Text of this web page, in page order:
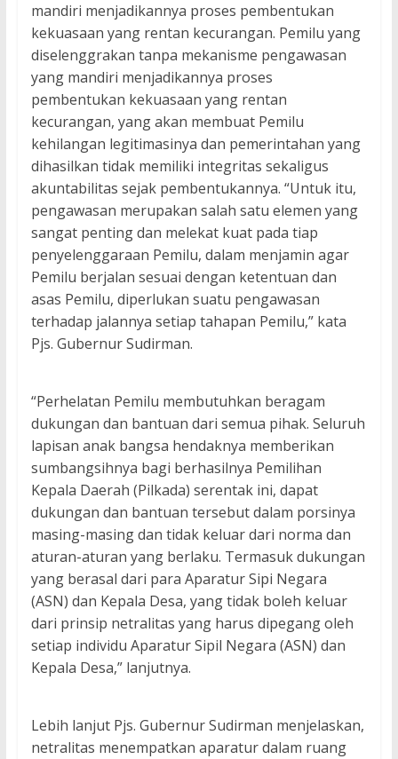
mandiri menjadikannya proses pembentukan
kekuasaan yang rentan kecurangan. Pemilu yang
diselenggrakan tanpa mekanisme pengawasan
yang mandiri menjadikannya proses
pembentukan kekuasaan yang rentan
kecurangan, yang akan membuat Pemilu
kehilangan legitimasinya dan pemerintahan yang
dihasilkan tidak memiliki integritas sekaligus
akuntabilitas sejak pembentukannya. “Untuk itu,
pengawasan merupakan salah satu elemen yang
sangat penting dan melekat kuat pada tiap
penyelenggaraan Pemilu, dalam menjamin agar
Pemilu berjalan sesuai dengan ketentuan dan
asas Pemilu, diperlukan suatu pengawasan
terhadap jalannya setiap tahapan Pemilu,” kata
Pjs. Gubernur Sudirman.
“Perhelatan Pemilu membutuhkan beragam
dukungan dan bantuan dari semua pihak. Seluruh
lapisan anak bangsa hendaknya memberikan
sumbangsihnya bagi berhasilnya Pemilihan
Kepala Daerah (Pilkada) serentak ini, dapat
dukungan dan bantuan tersebut dalam porsinya
masing-masing dan tidak keluar dari norma dan
aturan-aturan yang berlaku. Termasuk dukungan
yang berasal dari para Aparatur Sipi Negara
(ASN) dan Kepala Desa, yang tidak boleh keluar
dari prinsip netralitas yang harus dipegang oleh
setiap individu Aparatur Sipil Negara (ASN) dan
Kepala Desa,” lanjutnya.
Lebih lanjut Pjs. Gubernur Sudirman menjelaskan,
netralitas menempatkan aparatur dalam ruang